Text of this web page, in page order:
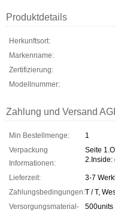
Produktdetails
Herkunftsort:
Markenname:
Zertifizierung:
Modellnummer:
Zahlung und Versand
Min Bestellmenge:
1
Verpackung
Informationen:
Seite
2.Inside:
Lieferzeit:
3-7
Zahlungsbedingungen:T / T,
Versorgungsmaterial-
500units